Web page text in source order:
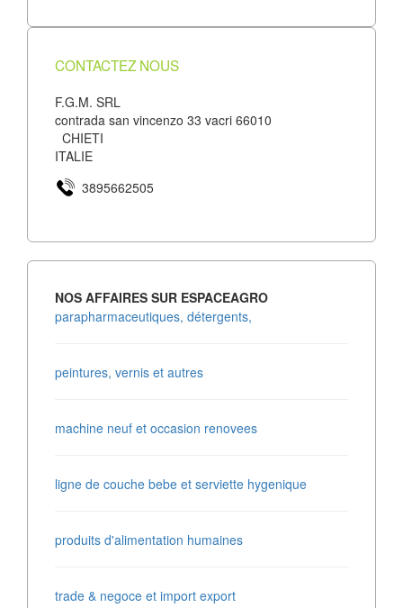
CONTACTEZ NOUS
F.G.M. SRL
contrada san vincenzo 33 vacri 66010
CHIETI
ITALIE
3895662505
NOS AFFAIRES SUR ESPACEAGRO
parapharmaceutiques, détergents,
peintures, vernis et autres
machine neuf et occasion renovees
ligne de couche bebe et serviette hygenique
produits d'alimentation humaines
trade & negoce et import export